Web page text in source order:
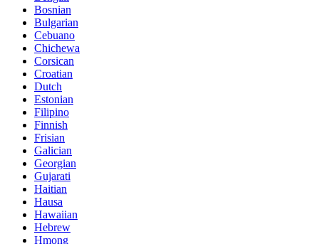
Bosnian
Bulgarian
Cebuano
Chichewa
Corsican
Croatian
Dutch
Estonian
Filipino
Finnish
Frisian
Galician
Georgian
Gujarati
Haitian
Hausa
Hawaiian
Hebrew
Hmong